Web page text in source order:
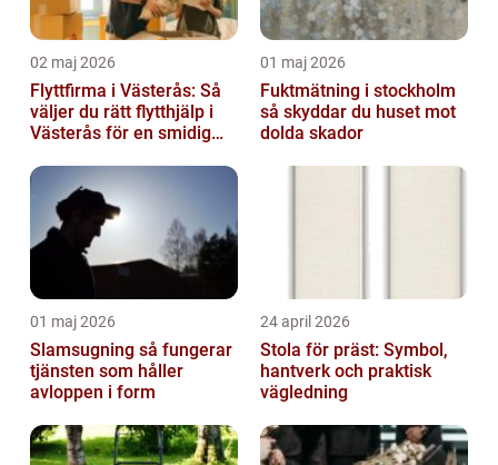
02 maj 2026
Flyttfirma i Västerås: Så
väljer du rätt flytthjälp i
Västerås för en smidig
01 maj 2026
Fuktmätning i stockholm
så skyddar du huset mot
dolda skador
01 maj 2026
Slamsugning så fungerar
tjänsten som håller
avloppen i form
24 april 2026
Stola för präst: Symbol,
hantverk och praktisk
vägledning